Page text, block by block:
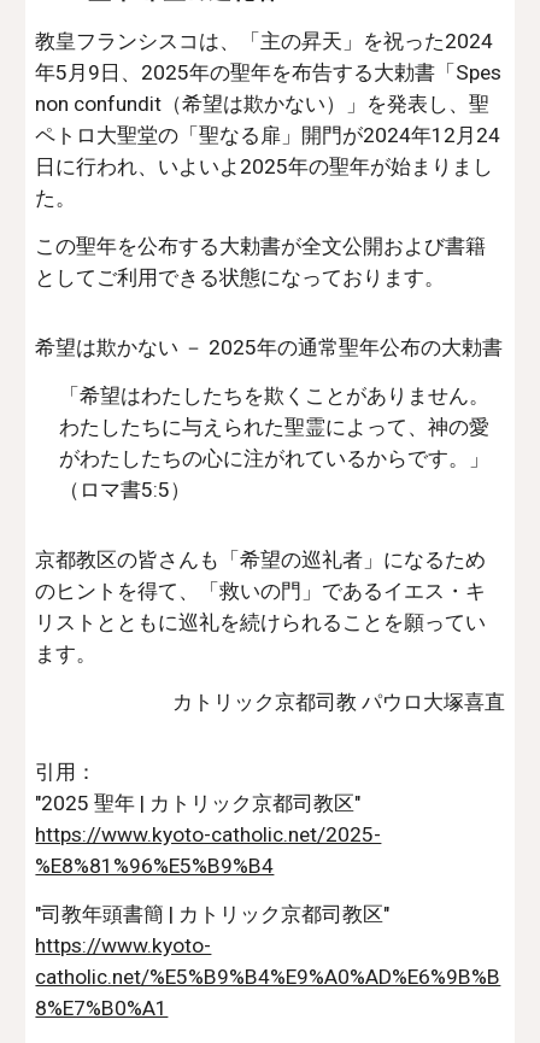
教皇フランシスコは、「主の昇天」を祝った2024
年5月9日、2025年の聖年を布告する大勅書「Spes
non confundit（希望は欺かない）」を発表し、聖
ペトロ大聖堂の「聖なる扉」開門が2024年12月24
日に行われ、いよいよ2025年の聖年が始まりまし
た。
この聖年を公布する大勅書が全文公開および書籍
としてご利用できる状態になっております。
希望は欺かない － 2025年の通常聖年公布の大勅書
「希望はわたしたちを欺くことがありません。
わたしたちに与えられた聖霊によって、神の愛
がわたしたちの心に注がれているからです。」
（ロマ書5:5）
京都教区の皆さんも「希望の巡礼者」になるため
のヒントを得て、「救いの門」であるイエス・キ
リストとともに巡礼を続けられることを願ってい
ます。
カトリック京都司教 パウロ大塚喜直
引用：
"2025 聖年 | カトリック京都司教区"
https://www.kyoto-catholic.net/2025-
%E8%81%96%E5%B9%B4
"司教年頭書簡 | カトリック京都司教区"
https://www.kyoto-
catholic.net/%E5%B9%B4%E9%A0%AD%E6%9B%B
8%E7%B0%A1